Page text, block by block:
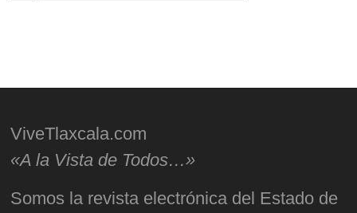
ViveTlaxcala.com
«A la Vista de Todos…»
Somos la revista electrónica del Estado de